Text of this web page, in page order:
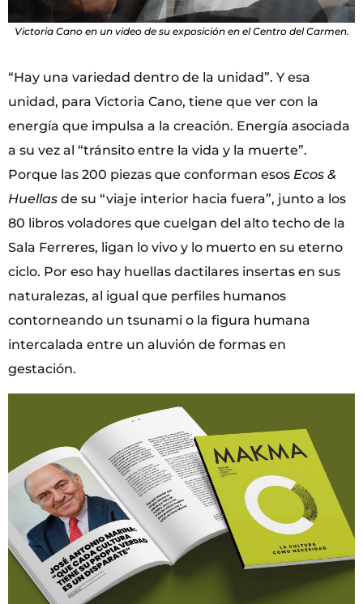
Victoria Cano en un video de su exposición en el Centro del Carmen.
“Hay una variedad dentro de la unidad”. Y esa
unidad, para Victoria Cano, tiene que ver con la
energía que impulsa a la creación. Energía asociada
a su vez al “tránsito entre la vida y la muerte”.
Porque las 200 piezas que conforman esos Ecos &
Huellas de su “viaje interior hacia fuera”, junto a los
80 libros voladores que cuelgan del alto techo de la
Sala Ferreres, ligan lo vivo y lo muerto en su eterno
ciclo. Por eso hay huellas dactilares insertas en sus
naturalezas, al igual que perfiles humanos
contorneando un tsunami o la figura humana
intercalada entre un aluvión de formas en
gestación.